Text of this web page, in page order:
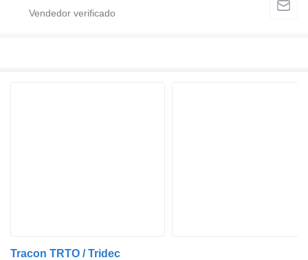
Tracon TRTO / Tridec